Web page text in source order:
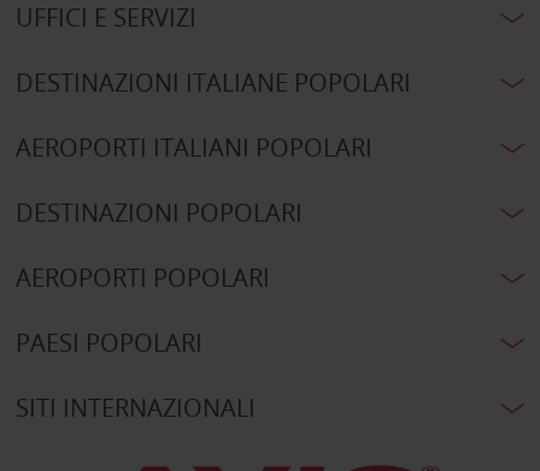
UFFICI E SERVIZI
DESTINAZIONI ITALIANE POPOLARI
AEROPORTI ITALIANI POPOLARI
DESTINAZIONI POPOLARI
AEROPORTI POPOLARI
PAESI POPOLARI
SITI INTERNAZIONALI